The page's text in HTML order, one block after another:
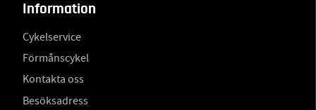
Information
Cykelservice
Förmånscykel
Kontakta oss
Besöksadress